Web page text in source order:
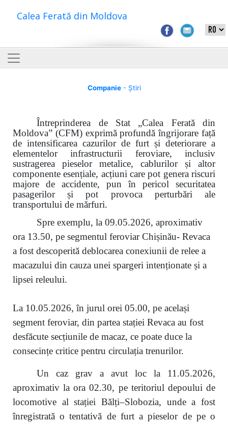
Calea Ferată din Moldova
Companie- Știri
Întreprinderea de Stat „Calea Ferată din
Moldova” (CFM) exprimă profundă îngrijorare față
de intensificarea cazurilor de furt și deteriorare a
elementelor infrastructurii feroviare, inclusiv
sustragerea pieselor metalice, cablurilor și altor
componente esențiale, acțiuni care pot genera riscuri
majore de accidente, pun în pericol securitatea
pasagerilor și pot provoca perturbări ale
transportului de mărfuri.
Spre exemplu, la 09.05.2026, aproximativ
ora 13.50, pe segmentul feroviar Chișinău- Revaca
a fost descoperită deblocarea conexiunii de relee a
macazului din cauza unei spargeri intenționate și a
lipsei releului.
La 10.05.2026, în jurul orei 05.00, pe același
segment feroviar, din partea stației Revaca au fost
desfăcute secțiunile de macaz, ce poate duce la
consecințe critice pentru circulația trenurilor.
Un caz grav a avut loc la 11.05.2026,
aproximativ la ora 02.30, pe teritoriul depoului de
locomotive al stației Bălți–Slobozia, unde a fost
înregistrată o tentativă de furt a pieselor de pe o